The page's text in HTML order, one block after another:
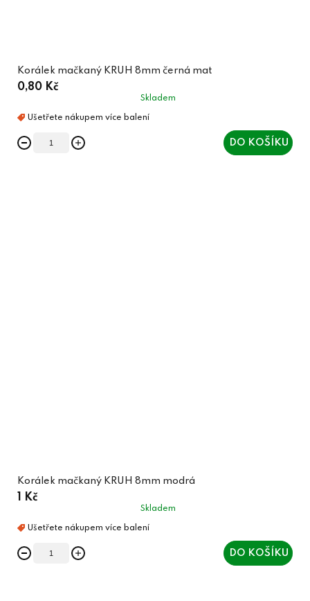
Korálek mačkaný KRUH 8mm černá mat
0,80 Kč
Skladem
DO KOŠÍKU
Korálek mačkaný KRUH 8mm modrá
1 Kč
Skladem
DO KOŠÍKU